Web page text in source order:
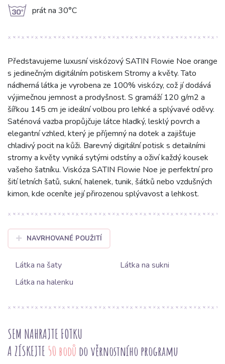
g prát na 30°C
Představujeme luxusní viskózový SATIN Flowie Noe orange
s jedinečným digitálním potiskem Stromy a květy. Tato
nádherná látka je vyrobena ze 100% viskózy, což jí dodává
výjimečnou jemnost a prodyšnost. S gramáží 120 g/m2 a
šířkou 145 cm je ideální volbou pro lehké a splývavé oděvy.
Saténová vazba propůjčuje látce hladký, lesklý povrch a
elegantní vzhled, který je příjemný na dotek a zajišťuje
chladivý pocit na kůži. Barevný digitální potisk s detailními
stromy a květy vyniká sytými odstíny a oživí každý kousek
vašeho šatníku. Viskóza SATIN Flowie Noe je perfektní pro
šití letních šatů, sukní, halenek, tunik, šátků nebo vzdušných
kimon, kde oceníte její přirozenou splývavost a lehkost.
NAVRHOVANÉ POUŽITÍ
Látka na šaty
Látka na sukni
Látka na halenku
SEM NAHRAJTE FOTKU
A ZÍSKEJTE 50 bodů do věrnostního programu